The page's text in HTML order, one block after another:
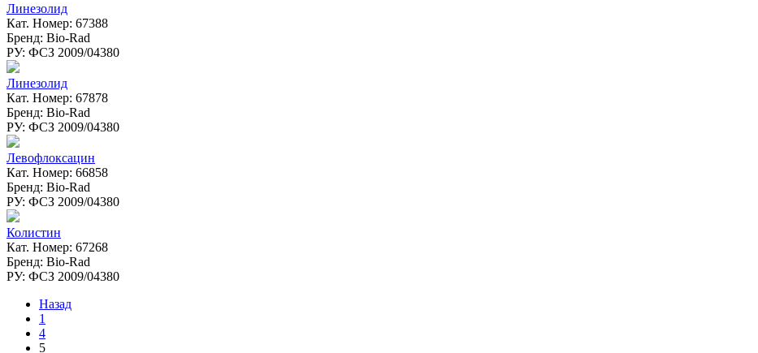
Линезолид
Кат. Номер: 67388
Бренд: Bio-Rad
РУ: ФСЗ 2009/04380
Линезолид
Кат. Номер: 67878
Бренд: Bio-Rad
РУ: ФСЗ 2009/04380
Левофлоксацин
Кат. Номер: 66858
Бренд: Bio-Rad
РУ: ФСЗ 2009/04380
Колистин
Кат. Номер: 67268
Бренд: Bio-Rad
РУ: ФСЗ 2009/04380
Назад
1
4
5